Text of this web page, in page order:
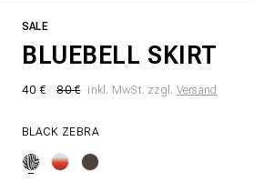
SALE
BLUEBELL SKIRT
40 € 80 € inkl. MwSt. zzgl. Versand
BLACK ZEBRA